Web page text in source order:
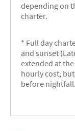
depending on
charter.
* Full day
and sunset
extended at
hourly cost,
before nightfall.